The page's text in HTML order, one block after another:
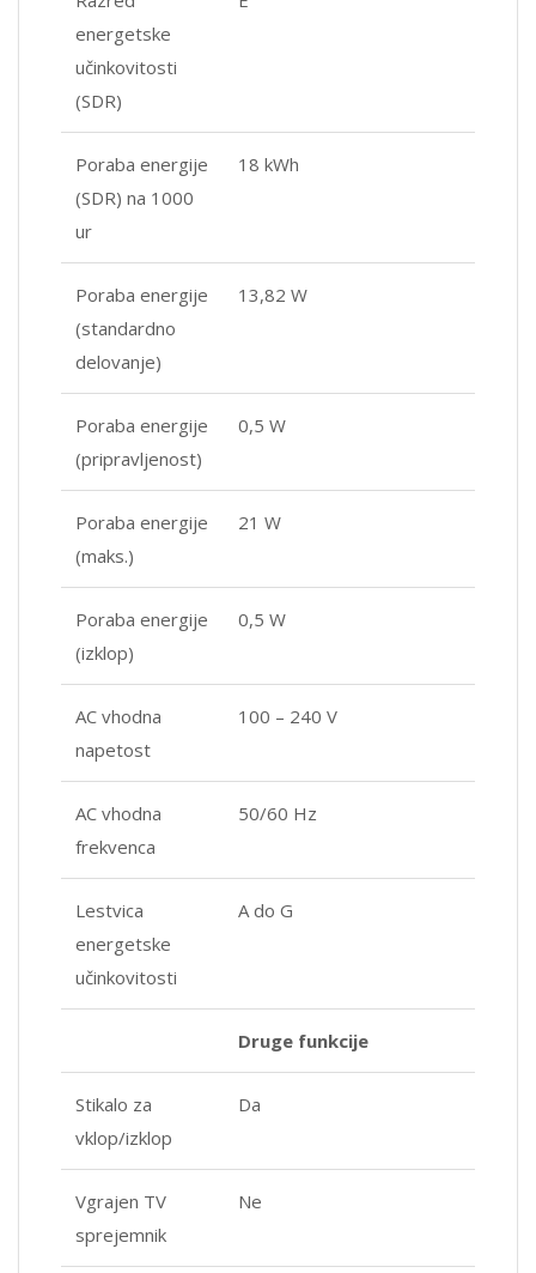
energetske
učinkovitosti
(SDR)
Poraba energije
(SDR) na 1000
ur
18 kWh
Poraba energije
(standardno
delovanje)
13,82 W
Poraba energije
(pripravljenost)
0,5 W
Poraba energije
(maks.)
21 W
Poraba energije
(izklop)
0,5 W
AC vhodna
napetost
100 – 240 V
AC vhodna
frekvenca
50/60 Hz
Lestvica
energetske
učinkovitosti
A do G
Druge funkcije
Stikalo za
vklop/izklop
Da
Vgrajen TV
sprejemnik
Ne